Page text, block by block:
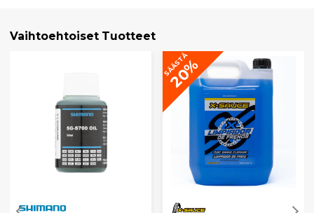
Vaihtoehtoiset Tuotteet
SÄÄSTÄ
20%